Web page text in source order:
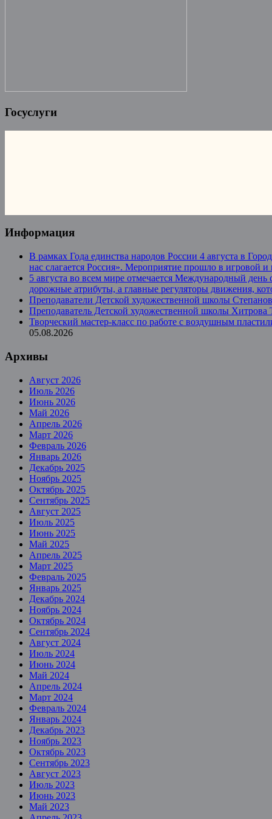
Госуслуги
Информация
В рамках Года единства народов России 4 августа в
нас слагается Россия». Мероприятие прошло в игровой
5 августа во всем мире отмечается Международный
дорожные атрибуты, а главные регуляторы движения,
Преподаватели Детской художественной школы
Преподаватель Детской художественной школы Хитрова
Творческий мастер-класс по работе с воздушным
05.08.2026
Архивы
Август 2026
Июль 2026
Июнь 2026
Май 2026
Апрель 2026
Март 2026
Февраль 2026
Январь 2026
Декабрь 2025
Ноябрь 2025
Октябрь 2025
Сентябрь 2025
Август 2025
Июль 2025
Июнь 2025
Май 2025
Апрель 2025
Март 2025
Февраль 2025
Январь 2025
Декабрь 2024
Ноябрь 2024
Октябрь 2024
Сентябрь 2024
Август 2024
Июль 2024
Июнь 2024
Май 2024
Апрель 2024
Март 2024
Февраль 2024
Январь 2024
Декабрь 2023
Ноябрь 2023
Октябрь 2023
Сентябрь 2023
Август 2023
Июль 2023
Июнь 2023
Май 2023